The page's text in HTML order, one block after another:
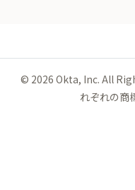
© 2026 Okta, Inc. All
れぞれの商